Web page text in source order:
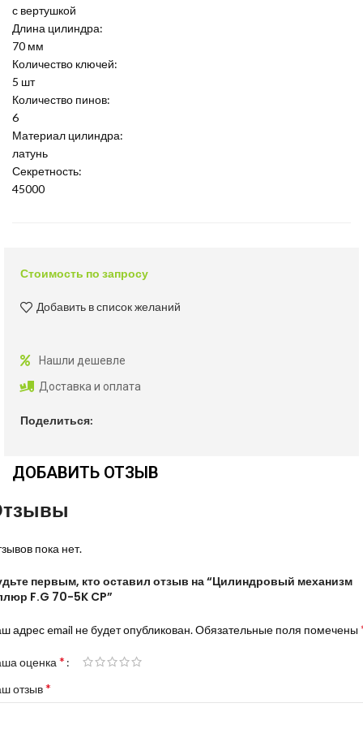
с вертушкой
Длина цилиндра:
70 мм
Количество ключей:
5 шт
Количество пинов:
6
Материал цилиндра:
латунь
Секретность:
45000
Стоимость по запросу
Добавить в список желаний
Нашли дешевле
Доставка и оплата
Поделиться:
ДОБАВИТЬ ОТЗЫВ
пока нет.
первым, кто оставил отзыв на “Цилиндровый механизм
F.G 70-5K CP”
адрес email не будет опубликован.Обязательные поля помечены
оценка *
отзыв*